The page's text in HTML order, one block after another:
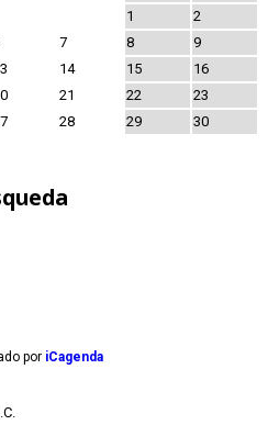
1
2
7 8
9
14 15
16
21 22
23
28 29
30
por iCagenda